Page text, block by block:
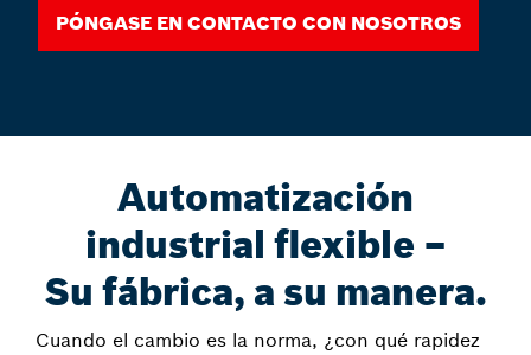
Póngase en contacto con nosotros
Automatización
industrial flexible –
Su fábrica, a su manera.
Cuando el cambio es la norma, ¿con qué rapidez